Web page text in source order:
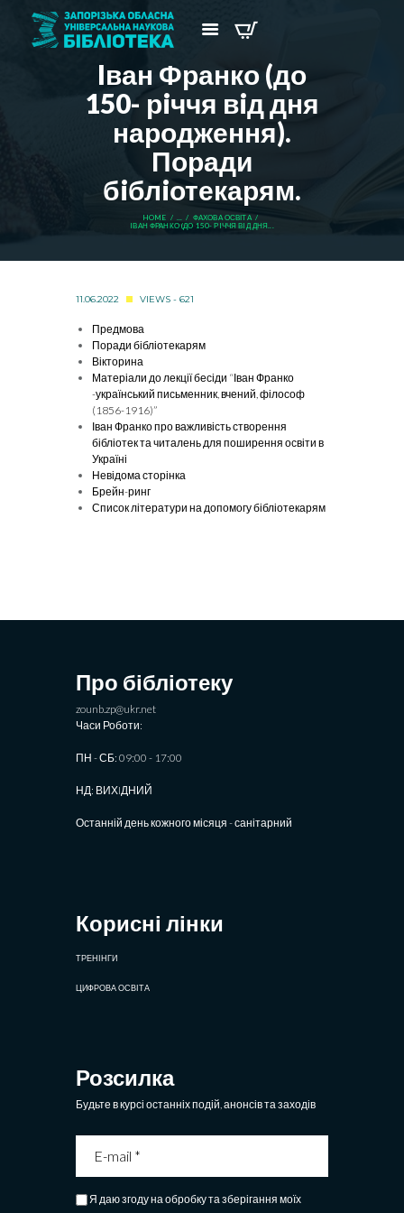
Iван Франко (до
150- рiччя вiд дня
народження).
Поради
бiблiотекарям.
HOME ...
ФАХОВА ОСВІТА
IВАН ФРАНКО (ДО 150- РIЧЧЯ ВIД ДНЯ...
11.06.2022 VIEWS - 621
Предмова
Поради бібліотекарям
Вікторина
Матеріали до лекції бесіди “Іван Франко
-український письменник, вчений, філософ
(1856-1916)”
Іван Франко про важливість створення
бібліотек та читалень для поширення освіти в
Україні
Невідома сторінка
Брейн-ринг
Список літератури на допомогу бібліотекарям
Про бібліотеку
zounb.zp@ukr.net
Часи Роботи:
ПН - СБ: 09:00 - 17:00
НД: ВИХIДНИЙ
Останній день кожного місяця - санітарний
Корисні лінки
ТРЕНІНГИ
ЦИФРОВА ОСВІТА
Розсилка
Будьте в курсі останніх подій, анонсів та заходів
Я даю згоду на обробку та зберігання моїх